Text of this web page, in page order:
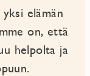
elämän
on, että
helpolta ja